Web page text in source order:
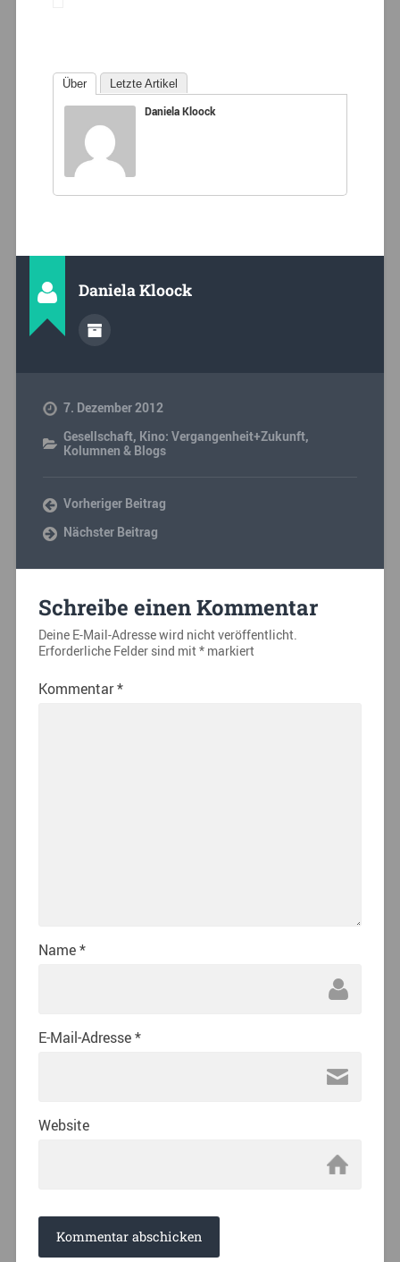
Über Letzte Artikel
Daniela Kloock
Daniela Kloock
7. Dezember 2012
Gesellschaft, Kino: Vergangenheit+Zukunft,
Kolumnen & Blogs
Vorheriger Beitrag
Nächster Beitrag
Schreibe einen Kommentar
Deine E-Mail-Adresse wird nicht veröffentlicht.
Erforderliche Felder sind mit*markiert
Kommentar*
Name*
E-Mail-Adresse*
Website